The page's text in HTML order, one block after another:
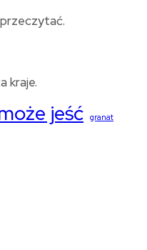
kraje.
jeść granat